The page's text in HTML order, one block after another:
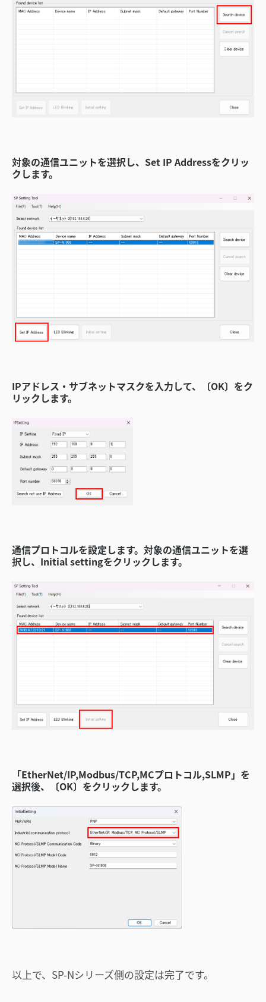
対象の通信ユニットを選択し、Set IP Addressをクリッ
クします。
IPアドレス・サブネットマスクを入力して、〔OK〕をク
リックします。
通信プロトコルを設定します。対象の通信ユニットを選
択し、Initial settingをクリックします。
「EtherNet/IP,Modbus/TCP,MCプロトコル,SLMP」を
選択後、〔OK〕をクリックします。
以上で、SP-Nシリーズ側の設定は完了です。